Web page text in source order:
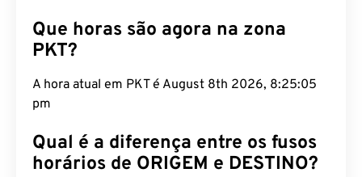
Que horas são agora na zona
PKT?
A hora atual em PKT é August 8th 2026, 8:25:06
pm
Qual é a diferença entre os fusos
horários de ORIGEM e DESTINO?